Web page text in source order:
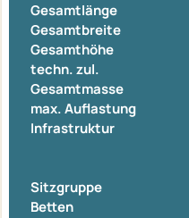
Gesamtlänge
Gesamtbreite
Gesamthöhe
techn. zul.
Gesamtmasse
max. Auflastung
Infrastruktur
Sitzgruppe
Betten